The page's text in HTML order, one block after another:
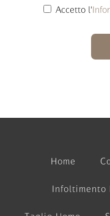
Accetto l'
Home
Infoltimento